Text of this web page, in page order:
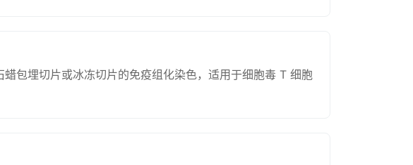
包埋切片或冰冻切片的免疫组化染色，适用于细胞毒 T 细胞